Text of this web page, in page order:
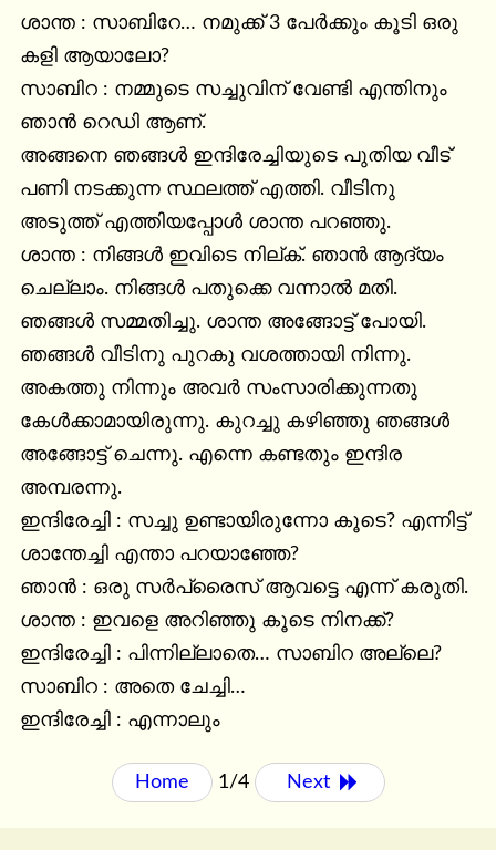
ശാന്ത : സാബിറേ… നമുക്ക് 3 പേർക്കും കൂടി ഒരു
കളി ആയാലോ?
സാബിറ : നമ്മുടെ സച്ചുവിന് വേണ്ടി എന്തിനും
ഞാൻ റെഡി ആണ്.
അങ്ങനെ ഞങ്ങൾ ഇന്ദിരേച്ചിയുടെ പുതിയ വീട്
പണി നടക്കുന്ന സ്ഥലത്ത് എത്തി. വീടിനു
അടുത്ത് എത്തിയപ്പോൾ ശാന്ത പറഞ്ഞു.
ശാന്ത : നിങ്ങൾ ഇവിടെ നില്ക്. ഞാൻ ആദ്യം
ചെല്ലാം. നിങ്ങൾ പതുക്കെ വന്നാൽ മതി.
ഞങ്ങൾ സമ്മതിച്ചു. ശാന്ത അങ്ങോട്ട്‌ പോയി.
ഞങ്ങൾ വീടിനു പുറകു വശത്തായി നിന്നു.
അകത്തു നിന്നും അവർ സംസാരിക്കുന്നതു
കേൾക്കാമായിരുന്നു. കുറച്ചു കഴിഞ്ഞു ഞങ്ങൾ
അങ്ങോട്ട്‌ ചെന്നു. എന്നെ കണ്ടതും ഇന്ദിര
അമ്പരന്നു.
ഇന്ദിരേച്ചി : സച്ചു ഉണ്ടായിരുന്നോ കൂടെ? എന്നിട്ട്
ശാന്തേച്ചി എന്താ പറയാഞ്ഞേ?
ഞാൻ : ഒരു സർപ്രൈസ് ആവട്ടെ എന്ന് കരുതി.
ശാന്ത : ഇവളെ അറിഞ്ഞു കൂടെ നിനക്ക്?
ഇന്ദിരേച്ചി : പിന്നില്ലാതെ… സാബിറ അല്ലെ?
സാബിറ : അതെ ചേച്ചി…
ഇന്ദിരേച്ചി : എന്നാലും
Home 1/4 Next